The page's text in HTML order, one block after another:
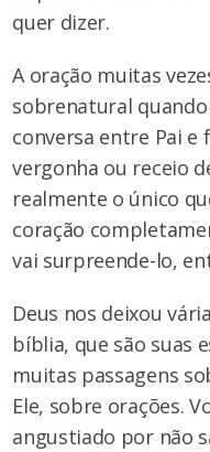
quer dizer.
A oração muitas
sobrenatural
conversa entre Pai e
vergonha ou receio
realmente o único
coração
vai surpreende-lo,
Deus nos deixou
bíblia, que são suas
muitas passagens
Ele, sobre orações.
angustiado por não